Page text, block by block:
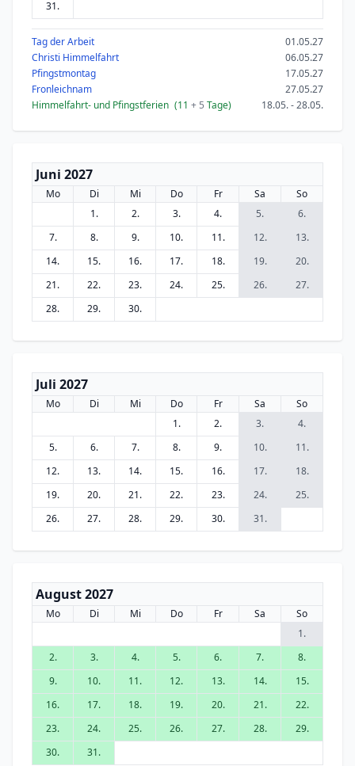
31.
Tag der Arbeit
01.05.27
Christi Himmelfahrt
06.05.27
Pfingstmontag
17.05.27
Fronleichnam
27.05.27
Himmelfahrt- und Pfingstferien (11 + 5 Tage) 18.05. - 28.05.
Juni 2027
Mo Di Mi Do Fr Sa
So
1.
2. 3. 4. 5.
6.
7.
8. 9. 10. 11. 12.
13.
14.
15. 16. 17. 18. 19.
20.
21.
22. 23. 24. 25. 26.
27.
28.
29. 30.
Juli 2027
Mo Di Mi Do Fr Sa
So
1.
2. 3.
4.
5.
6. 7. 8. 9. 10.
11.
12.
13. 14. 15. 16. 17.
18.
19.
20. 21. 22. 23. 24.
25.
26.
27. 28. 29. 30. 31.
August 2027
Mo Di Mi Do Fr Sa
So
1.
2.
3. 4. 5. 6. 7.
8.
9.
10. 11. 12. 13. 14.
15.
16.
17. 18. 19. 20. 21.
22.
23.
24. 25. 26. 27. 28.
29.
30.
31.